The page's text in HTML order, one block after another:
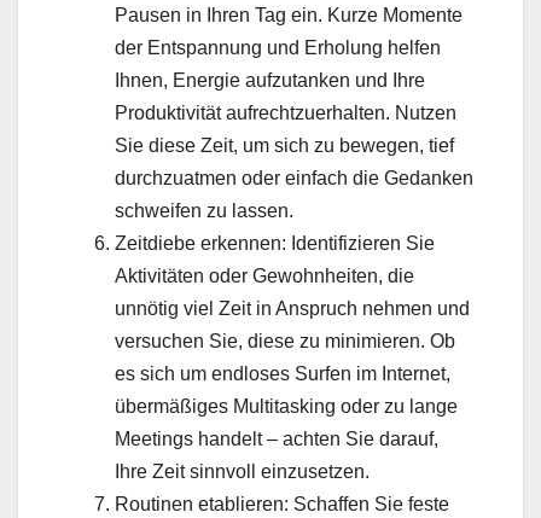
Pausen in Ihren Tag ein. Kurze Momente
der Entspannung und Erholung helfen
Ihnen, Energie aufzutanken und Ihre
Produktivität aufrechtzuerhalten. Nutzen
Sie diese Zeit, um sich zu bewegen, tief
durchzuatmen oder einfach die Gedanken
schweifen zu lassen.
Zeitdiebe erkennen: Identifizieren Sie
Aktivitäten oder Gewohnheiten, die
unnötig viel Zeit in Anspruch nehmen und
versuchen Sie, diese zu minimieren. Ob
es sich um endloses Surfen im Internet,
übermäßiges Multitasking oder zu lange
Meetings handelt – achten Sie darauf,
Ihre Zeit sinnvoll einzusetzen.
Routinen etablieren: Schaffen Sie feste